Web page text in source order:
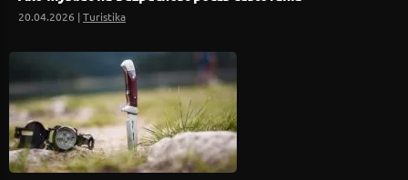
20.04.2026 |Turistika